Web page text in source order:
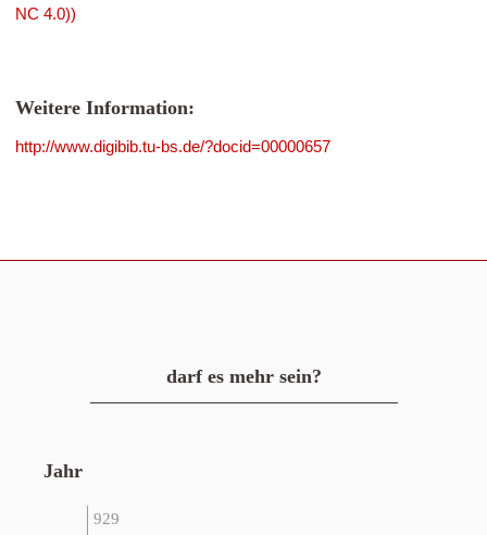
NC 4.0))
Weitere Information:
http://www.digibib.tu-bs.de/?docid=00000657
darf es mehr sein?
Jahr
929